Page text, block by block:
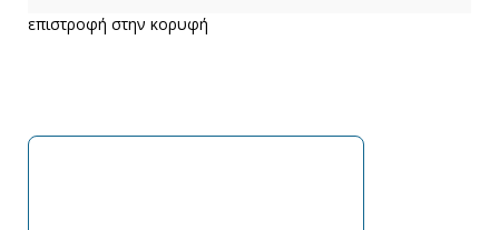
επιστροφή στην κορυφή